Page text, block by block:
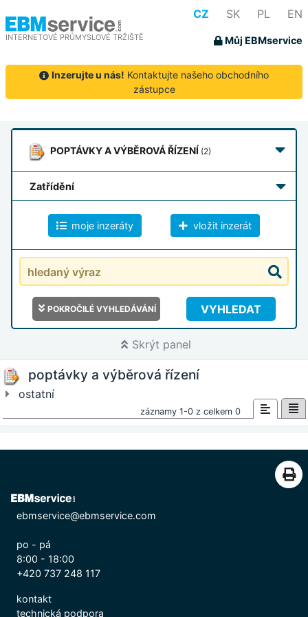
INTERNETOVÉ PRŮMYSLOVÉ TRŽIŠTĚ
CZ SK PL EN
Můj EBMservice
Inzerujte u nás! Kontaktujte našeho obchodního
zástupce
POPTÁVKYA VÝBĚROVÁ ŘÍZENÍ (2)
zatřídění
moje inzeráty vložit inzerát
POKROČILÉ VYHLEDÁVÁNÍ VYHLEDAT
Skrýt panel
poptávky a výběrová řízení
ostatní
záznamy 1-0 z celkem 0
ebmservice@ebmservice.com
po - pá
8:00 - 18:00
+420 737 248 117
kontakt
technická podpora